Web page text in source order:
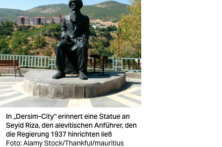
In „Dersim-City“ erinnert eine Statue an
Seyid Riza, den alevitischen Anführer, den
die Regierung 1937 hinrichten ließ
Foto: Alamy Stock/Thankful/mauritius